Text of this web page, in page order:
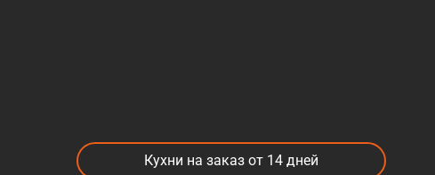
Кухни на заказ от 14 дней